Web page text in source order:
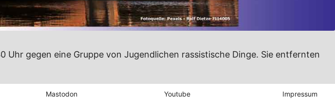
gegen eine Gruppe von Jugendlichen rassistische Dinge. Sie entfernten
Mastodon
Youtube
Impressum